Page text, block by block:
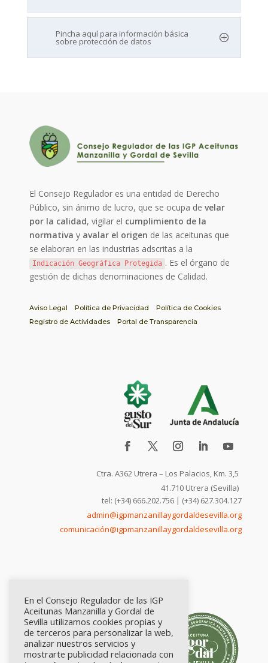
Pincha aquí para información básica
sobre protección de datos
El Consejo Regulador es una entidad de Derecho
Público, sin ánimo de lucro, que se ocupa develar
por la calidad, vigilar el cumplimiento de la
normativa y avalar el origen de las aceitunas que
se elaboran en las industrias adscritas a la
Indicación Geográfica Protegida . Es el órgano de
gestión de dichas denominaciones de Calidad.
Aviso Legal Política de Privacidad
Política de Cookies
Registro de Actividades
Portal de Transparencia
Ctra. A362 Utrera – Los Palacios, Km. 3,5
41.710 Utrera (Sevilla)
tel: (+34) 666.202.756 | (+34) 627.304.127
admin@igpmanzanillaygordaldesevilla.org
comunicación@igpmanzanillaygordaldesevilla.org
En el Consejo Regulador de las IGP
Aceitunas Manzanilla y Gordal de
Sevilla utilizamos cookies propias y
de terceros para personalizar la web,
analizar nuestros servicios y
mostrarte publicidad relacionada con